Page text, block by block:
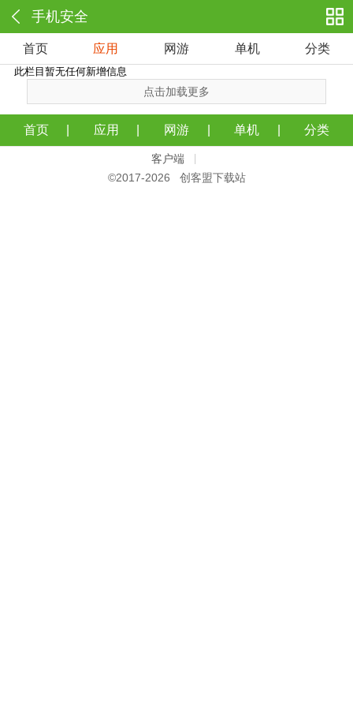
手机安全
首页 应用 网游 单机 分类
此栏目暂无任何新增信息
点击加载更多
首页 应用 网游 单机 分类
客户端
©2017-2026 创客盟下载站